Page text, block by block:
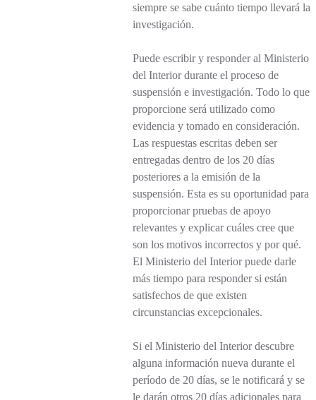
siempre se sabe cuánto tiempo llevará la
investigación.
Puede escribir y responder al Ministerio
del Interior durante el proceso de
suspensión e investigación. Todo lo que
proporcione será utilizado como
evidencia y tomado en consideración.
Las respuestas escritas deben ser
entregadas dentro de los 20 días
posteriores a la emisión de la
suspensión. Esta es su oportunidad para
proporcionar pruebas de apoyo
relevantes y explicar cuáles cree que
son los motivos incorrectos y por qué.
El Ministerio del Interior puede darle
más tiempo para responder si están
satisfechos de que existen
circunstancias excepcionales.
Si el Ministerio del Interior descubre
alguna información nueva durante el
período de 20 días, se le notificará y se
le darán otros 20 días adicionales para